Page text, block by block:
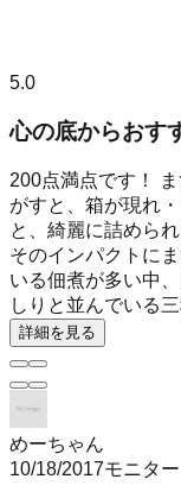
5.0
心の底からおす
200点満点です！
がすと、箱が現れ
と、綺麗に詰めら
そのインパクトに
いる佃煮が多い中
しりと並んでいる
詳細を見る
めーちゃん
10/18/2017モニター